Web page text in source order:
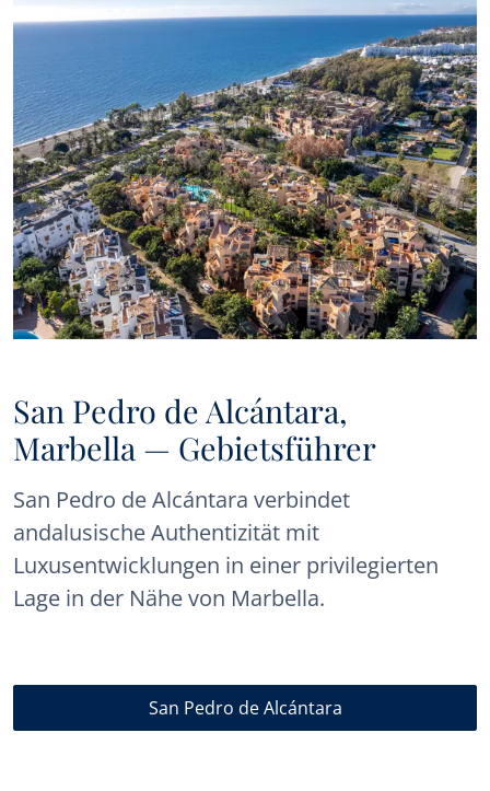
San Pedro de Alcántara,
Marbella — Gebietsführer
San Pedro de Alcántara verbindet
andalusische Authentizität mit
Luxusentwicklungen in einer privilegierten
Lage in der Nähe von Marbella.
San Pedro de Alcántara